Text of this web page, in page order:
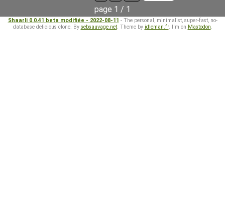
page 1 / 1
Shaarli 0.0.41 beta modifiée - 2022-08-11 - The personal, minimalist, super-fast, no-
database delicious clone. By sebsauvage.net. Theme by idleman.fr. I'm on Mastodon.